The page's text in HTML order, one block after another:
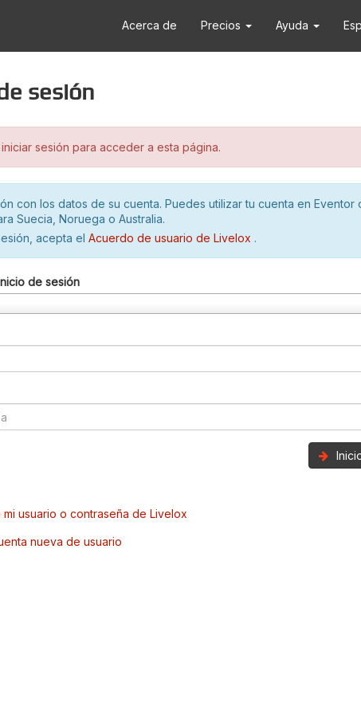
Acerca de Precios Ayuda
sesión
sesión para acceder a esta página.
con los datos de su cuenta. Puedes utilizar tu cuenta en Eventor
Suecia, Noruega o Australia.
acepta el Acuerdo de usuario de Livelox .
de sesión
usuario o contraseña de Livelox
nueva de usuario